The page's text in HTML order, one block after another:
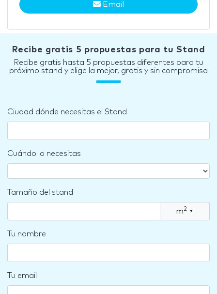
Email
Recibe gratis 5 propuestas para tu Stand
Recibe gratis hasta 5 propuestas diferentes para tu
próximo stand y elige la mejor, gratis y sin compromiso
Ciudad dónde necesitas el Stand
Cuándo lo necesitas
Tamaño del stand
m2 ▾
Tu nombre
Tu email